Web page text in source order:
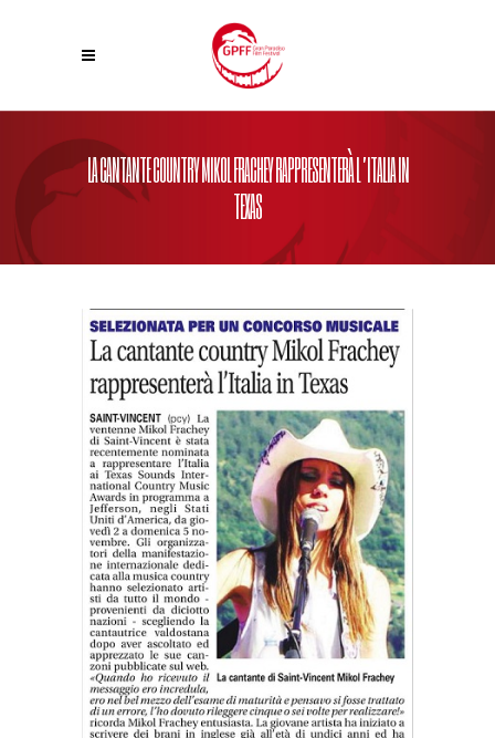
LA CANTANTE COUNTRY MIKOL FRACHEY RAPPRESENTERÀ L’ITALIA IN
TEXAS